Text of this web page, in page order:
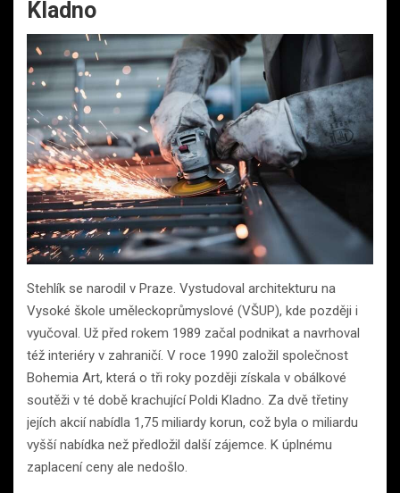
Kladno
Stehlík se narodil v Praze. Vystudoval architekturu na
Vysoké škole uměleckoprůmyslové (VŠUP), kde později i
vyučoval. Už před rokem 1989 začal podnikat a navrhoval
též interiéry v zahraničí. V roce 1990 založil společnost
Bohemia Art, která o tři roky později získala v obálkové
soutěži v té době krachující Poldi Kladno. Za dvě třetiny
jejích akcií nabídla 1,75 miliardy korun, což byla o miliardu
vyšší nabídka než předložil další zájemce. K úplnému
zaplacení ceny ale nedošlo.